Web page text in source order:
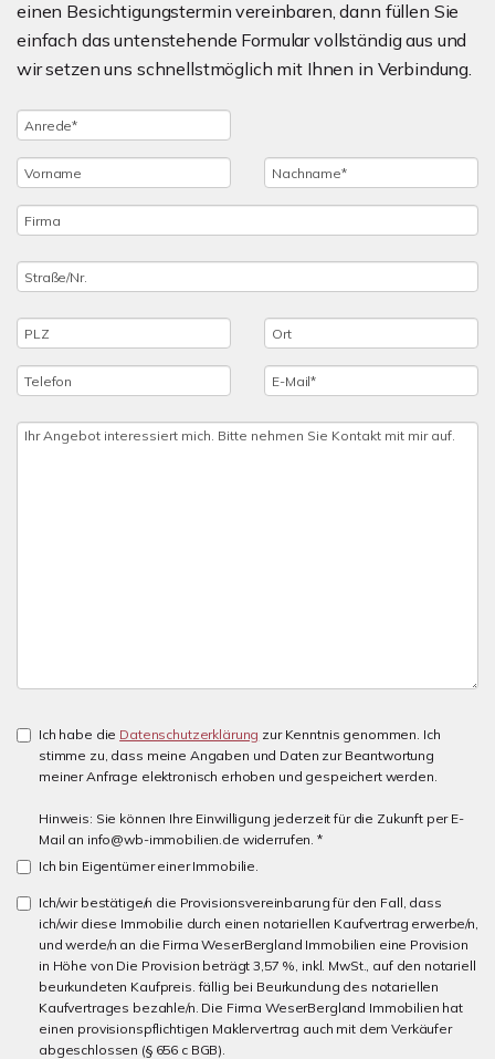
einen Besichtigungstermin vereinbaren, dann füllen Sie
einfach das untenstehende Formular vollständig aus und
wir setzen uns schnellstmöglich mit Ihnen in Verbindung.
Ich habe die Datenschutzerklärung zur Kenntnis genommen. Ich
stimme zu, dass meine Angaben und Daten zur Beantwortung
meiner Anfrage elektronisch erhoben und gespeichert werden.
Hinweis: Sie können Ihre Einwilligung jederzeit für die Zukunft per E-
Mail an info@wb-immobilien.de widerrufen. *
Ich bin Eigentümer einer Immobilie.
Ich/wir bestätige/n die Provisionsvereinbarung für den Fall, dass
ich/wir diese Immobilie durch einen notariellen Kaufvertrag erwerbe/n,
und werde/n an die Firma WeserBergland Immobilien eine Provision
in Höhe von Die Provision beträgt 3,57 %, inkl. MwSt., auf den notariell
beurkundeten Kaufpreis. fällig bei Beurkundung des notariellen
Kaufvertrages bezahle/n. Die Firma WeserBergland Immobilien hat
einen provisionspflichtigen Maklervertrag auch mit dem Verkäufer
abgeschlossen (§ 656 c BGB).